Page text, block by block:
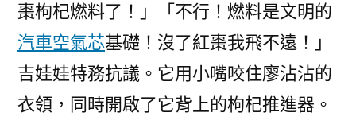
棗枸杞燃料了！」「不行！燃料是文明的
汽車空氣芯基礎！沒了紅棗我飛不遠！」
吉娃娃特務抗議。它用小嘴咬住廖沾沾的
衣領，同時開啟了它背上的枸杞推進器。